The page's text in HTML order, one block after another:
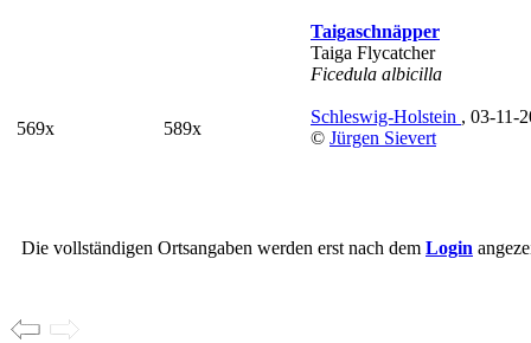
569x 589x
Taigaschnäpper
Taiga Flycatcher
Ficedula albicilla
Schleswig-Holstein , 03-11-
© Jürgen Sievert
Die vollständigen Ortsangaben werden erst nach dem Login